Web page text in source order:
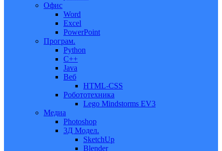
Офис
Word
Excel
PowerPoint
Програм.
Python
C++
Java
Веб
HTML-CSS
Робототехника
Lego Mindstorms EV3
Медиа
Photoshop
3Д Модел.
SketchUp
Blender